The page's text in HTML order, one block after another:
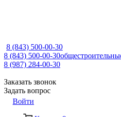
8 (843) 500-00-30
8 (843) 500-00-30
8 (987) 284-00-30
Заказать звонок
Задать вопрос
Войти